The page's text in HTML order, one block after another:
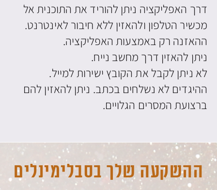
דרך האפליקציה ניתן להוריד את התוכנית אל
מכשיר הטלפון ולהאזין ללא חיבור לאינטרנט.
ההאזנה רק באמצעות האפליקציה.
ניתן להאזין דרך מחשב נייח.
לא ניתן לקבל את הקובץ ישירות למייל.
ההיגדים לא נשלחים בכתב. ניתן להאזין להם
ברצועת המסרים הגלויים.
ההשקעה שלך בסבלימינלים